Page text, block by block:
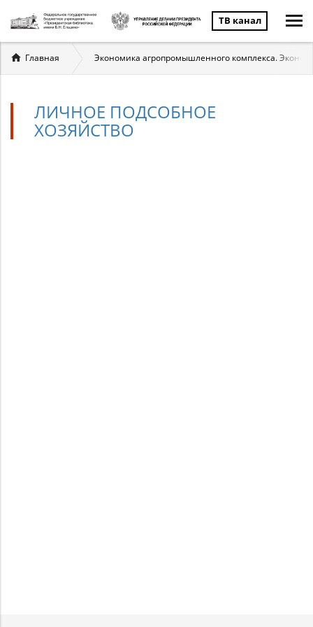
ТВ канал
Вы
здесь
Главная Экономика агропромышленного комплекса.
ЛИЧНОЕ ПОДСОБНОЕ
ХОЗЯЙСТВО